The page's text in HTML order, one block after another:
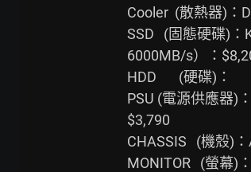
Cooler  (散熱器)：
SSD   (固態硬碟)：
6000MB/s）：
HDD       (硬碟)：
PSU (電源供應器)
$3,790
CHASSIS   (機殼)
MONITOR   (螢幕)：